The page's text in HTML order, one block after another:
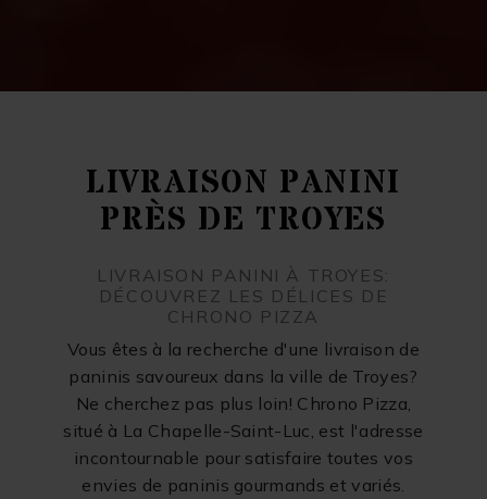
LIVRAISON PANINI
PRÈS DE TROYES
LIVRAISON PANINI À TROYES:
DÉCOUVREZ LES DÉLICES DE
CHRONO PIZZA
Vous êtes à la recherche d'une livraison de
paninis savoureux dans la ville de Troyes?
Ne cherchez pas plus loin! Chrono Pizza,
situé à La Chapelle-Saint-Luc, est l'adresse
incontournable pour satisfaire toutes vos
envies de paninis gourmands et variés.